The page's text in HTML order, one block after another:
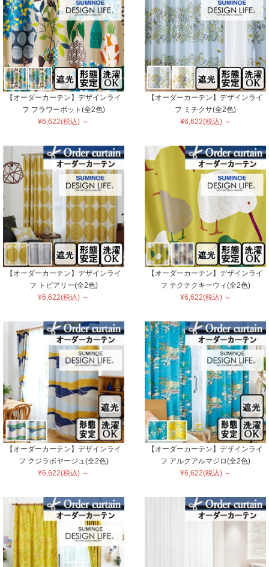
【オーダーカーテン】デザインライ
フ フラワーポット(全2色)
¥6,622(税込) ～
【オーダーカーテン】デザインライ
フ ミチクサ(全2色)
¥6,622(税込) ～
【オーダーカーテン】デザインライ
フ トピアリー(全2色)
¥6,622(税込) ～
【オーダーカーテン】デザインライ
フ テクテクキーウィ(全2色)
¥6,622(税込) ～
【オーダーカーテン】デザインライ
フ クジラボヤージュ(全2色)
¥6,622(税込) ～
【オーダーカーテン】デザインライ
フ アルクアルマジロ(全2色)
¥6,622(税込) ～